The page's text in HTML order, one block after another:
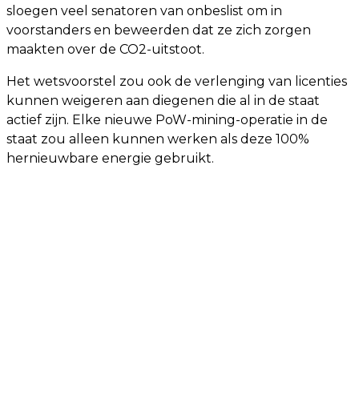
sloegen veel senatoren van onbeslist om in
voorstanders en beweerden dat ze zich zorgen
maakten over de CO2-uitstoot.
Het wetsvoorstel zou ook de verlenging van licenties
kunnen weigeren aan diegenen die al in de staat
actief zijn. Elke nieuwe PoW-mining-operatie in de
staat zou alleen kunnen werken als deze 100%
hernieuwbare energie gebruikt.